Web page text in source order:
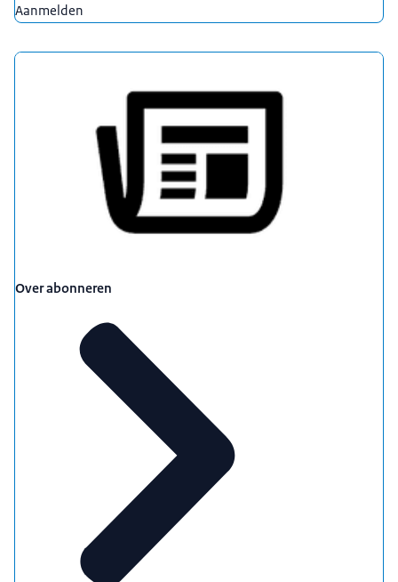
Aanmelden
Over abonneren